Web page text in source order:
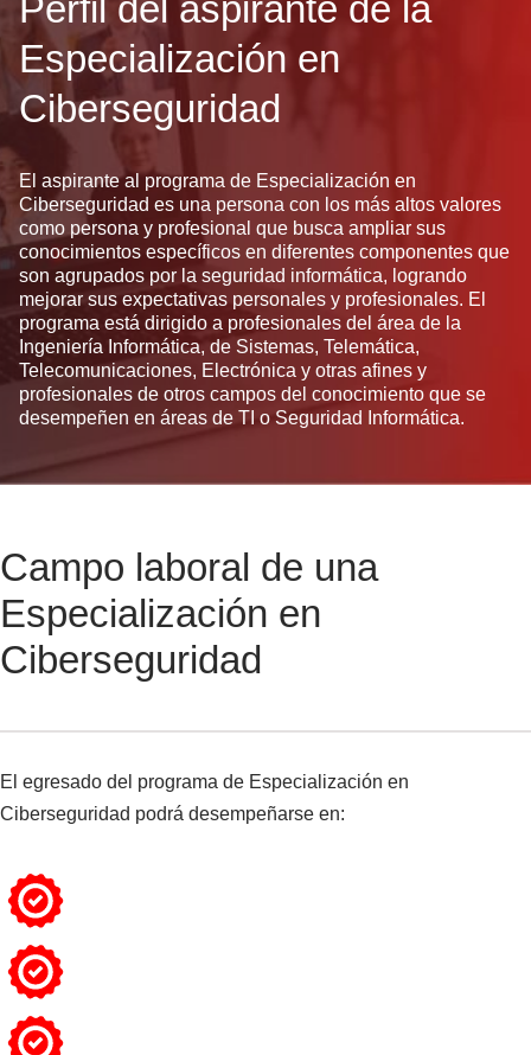
Perfil del aspirante de la
Especialización en
Ciberseguridad
El aspirante al programa de Especialización en
Ciberseguridad es una persona con los más altos valores
como persona y profesional que busca ampliar sus
conocimientos específicos en diferentes componentes que
son agrupados por la seguridad informática, logrando
mejorar sus expectativas personales y profesionales. El
programa está dirigido a profesionales del área de la
Ingeniería Informática, de Sistemas, Telemática,
Telecomunicaciones, Electrónica y otras afines y
profesionales de otros campos del conocimiento que se
desempeñen en áreas de TI o Seguridad Informática.
Campo laboral de una
Especialización en
Ciberseguridad
El egresado del programa de Especialización en
Ciberseguridad podrá desempeñarse en: